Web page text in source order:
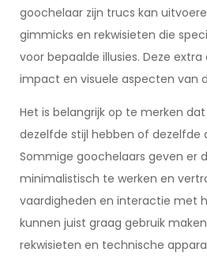
goochelaar zijn trucs kan
gimmicks en rekwisieten die
voor bepaalde illusies. Deze
impact en visuele aspecten van
Het is belangrijk op te merken
dezelfde stijl hebben of dezelfde
Sommige goochelaars geven er
minimalistisch te werken en
vaardigheden en interactie met
kunnen juist graag gebruik
rekwisieten en technische